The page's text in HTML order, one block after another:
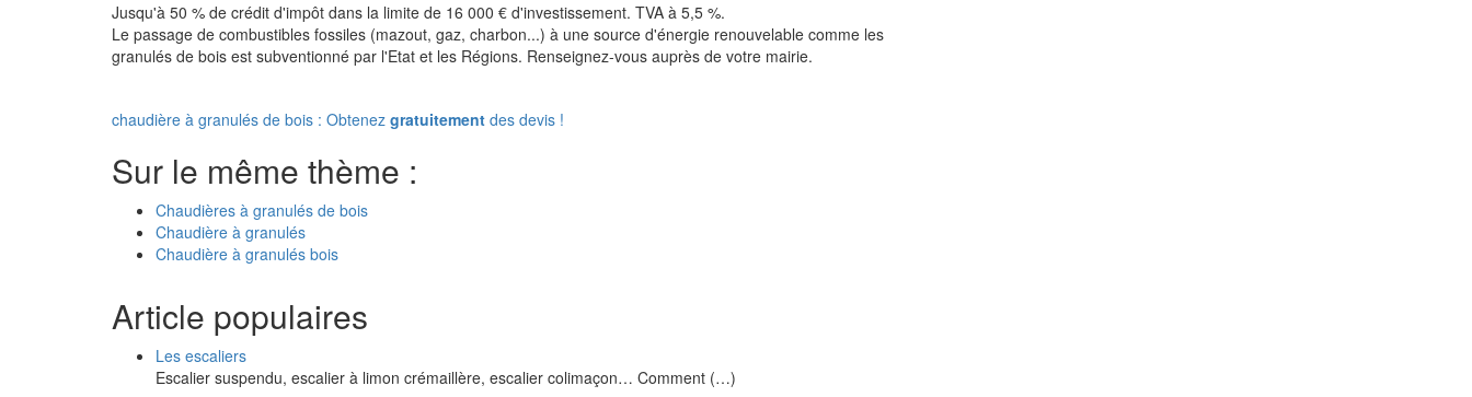
Jusqu'à 50 % de crédit d'impôt dans la limite de 16 000 € d'investissement. TVA à 5,5 %.
Le passage de combustibles fossiles (mazout, gaz, charbon...) à une source d'énergie renouvelable comme les
granulés de bois est subventionné par l'Etat et les Régions. Renseignez-vous auprès de votre mairie.
chaudière à granulés de bois : Obtenez gratuitement des devis !
Sur le même thème :
Chaudières à granulés de bois
Chaudière à granulés
Chaudière à granulés bois
Article populaires
Les escaliers
Escalier suspendu, escalier à limon crémaillère, escalier colimaçon… Comment (…)